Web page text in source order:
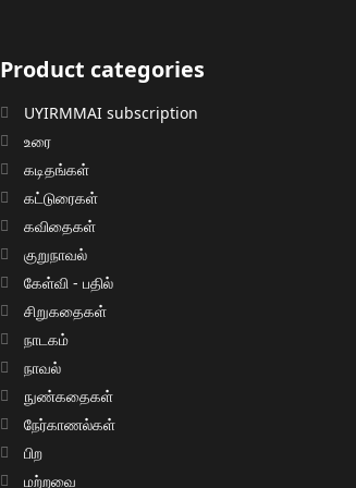
Product categories
UYIRMMAI subscription
உரை
கடிதங்கள்
கட்டுரைகள்
கவிதைகள்
குறுநாவல்
கேள்வி - பதில்
சிறுகதைகள்
நாடகம்
நாவல்
நுண்கதைகள்
நேர்காணல்கள்
பிற
மற்றவை